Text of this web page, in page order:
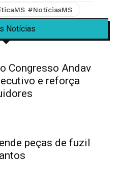
#NotíciasMS
Notícias
Congresso Andav
e reforça
peças de fuzil